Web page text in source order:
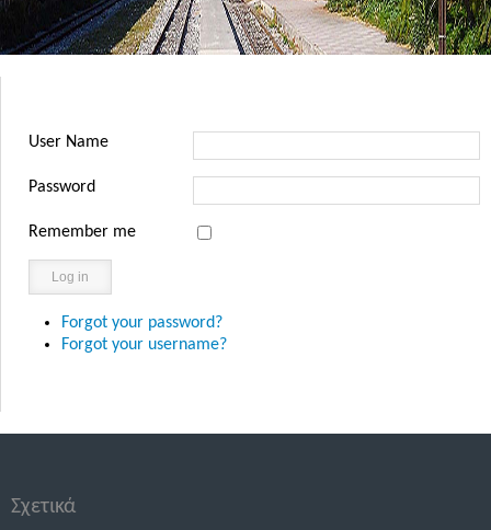
User Name
Password
Remember me
Log in
Forgot your password?
Forgot your username?
Σχετικά